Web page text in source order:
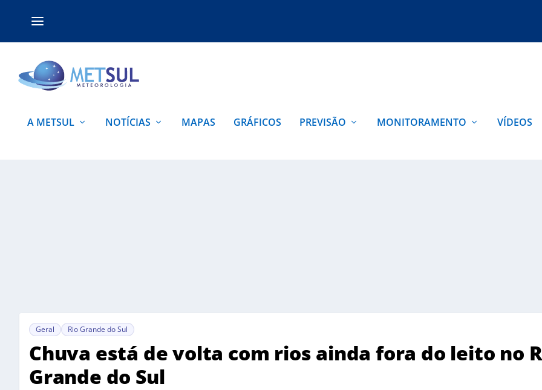
A METSUL NOTÍCIAS MAPAS GRÁFICOS PREVISÃO MONITORAMENTO VÍDEOS
Geral Rio Grande do Sul
Chuva está de volta com rios ainda fora do leito no
Grande do Sul